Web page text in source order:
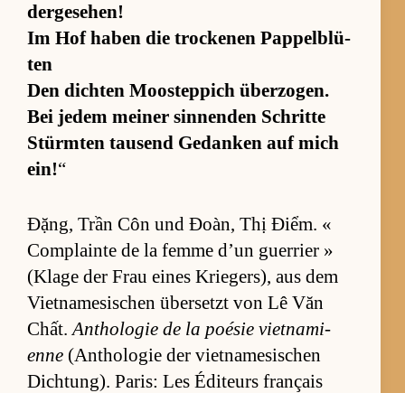
der­ge­se­hen!
Im Hof ha­ben die tro­ckenen Pap­pel­b­lü­
ten
Den dich­ten Moos­tep­pich über­zo­gen.
Bei je­dem mei­ner sin­nen­den Schritte
Stürm­ten tau­send Ge­dan­ken auf mich
ein!“
Đặng, Trần Côn und Đoàn, Thị Điểm. «
Com­plainte de la femme d’un guer­rier »
(Klage der Frau ei­nes Krie­ger­s), aus dem
Vi­et­na­me­si­schen über­setzt von Lê Văn
Chất. An­tho­lo­gie de la poé­sie vi­et­na­mi­
enne (An­tho­lo­gie der vi­et­na­me­si­schen
Dich­tung). Pa­ris: Les Édi­teurs français